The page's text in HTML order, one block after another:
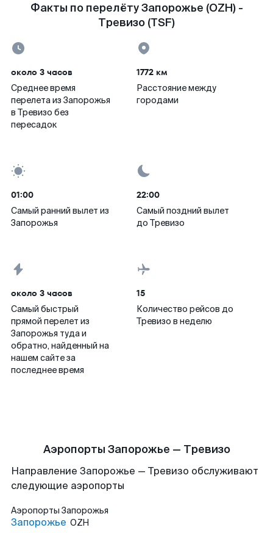
Факты по перелёту Запорожье (OZH) -
Тревизо (TSF)
около 3 часов
Среднее время
перелета из Запорожья
в Тревизо без
пересадок
1772 км
Расстояние между
городами
01:00
Самый ранний вылет из
Запорожья
22:00
Самый поздний вылет
до Тревизо
около 3 часов
Самый быстрый
прямой перелет из
Запорожья туда и
обратно, найденный на
нашем сайте за
последнее время
15
Количество рейсов до
Тревизо в неделю
Аэропорты Запорожье — Тревизо
Направление Запорожье — Тревизо обслуживают
следующие аэропорты
Аэропорты Запорожья
Запорожье OZH